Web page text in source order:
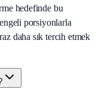
hedefinde bu
porsiyonlarla
daha sık tercih etmek